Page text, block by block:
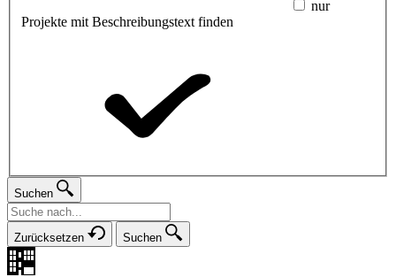
nur
Projekte mit Beschreibungstext finden
Suchen
Zurücksetzen Suchen